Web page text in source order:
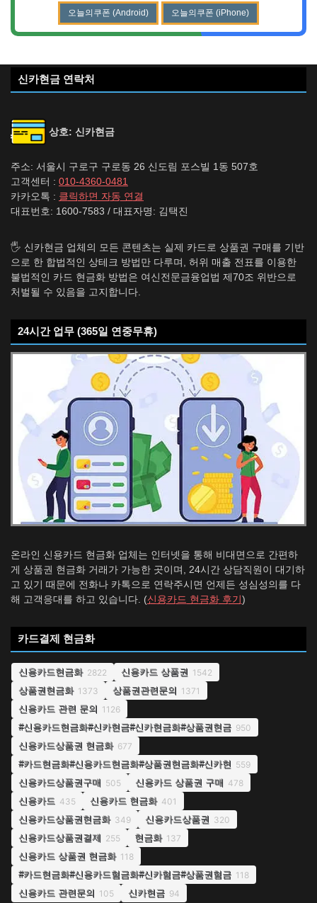
오늘의쿠폰 (Android) 오늘의쿠폰 (iPhone)
신카현금 연락처
상호: 신카현금
주소: 서울시 구로구 구로동 26 신도림 포스빌 1동 507호
고객센터 : 010-4360-0481
카카오톡 : 클릭하면 자동 연결
대표번호: 1600-7583 / 대표자명: 김택진
🖐️ 신카현금 업체의 모든 콘텐츠는 실제 카드로 상품권 구매를 기반
으로 한 합법적인 상테크 방법만 다루며, 허위 매출 전표를 이용한
불법적인 카드 현금화 방법은 여신전문금융업법 제70조 위반으로
처벌될 수 있음을 고지합니다.
24시간 업무 (365일 연중무휴)
온라인 신용카드 현금화 업체는 인터넷을 통해 비대면으로 간편하
게 상품권 현금화 거래가 가능한 곳이며, 24시간 상담직원이 대기하
고 있기 때문에 전화나 카톡으로 연락주시면 언제든 성심성의를 다
해 고객응대를 하고 있습니다. (신용카드 현금화 후기 )
카드결제 현금화
신용카드현금화 2822 신용카드 상품권 1542
상품권현금화 1373 상품권관련문의 1371
신용카드 관련 문의 1126
#신용카드현금화#신카현금#신카현금화#상품권현금 950
신용카드상품권 현금화 677
#카드현금화#신용카드현금화#상품권현금화#신카현 559
신용카드상품권구매 505 신용카드 상품권 구매 478
신용카드 435 신용카드 현금화 401
신용카드상품권현금화 349 신용카드상품권 320
신용카드상품권결제 255 현금화 137
신용카드 상품권 현금화 118
#카드현금화#신용카드혐금화#신카혐금#상품권혐금 118
신용카드 관련문의 105 신카현금 94